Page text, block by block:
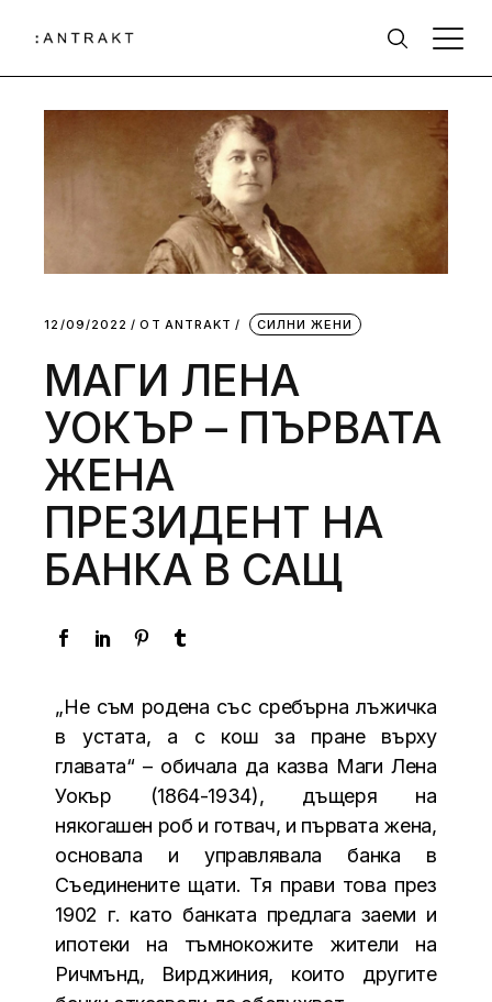
12/09/2022 ОТ АNTRAKT СИЛНИ ЖЕНИ
МАГИ ЛЕНА
УОКЪР – ПЪРВАТА
ЖЕНА
ПРЕЗИДЕНТ НА
БАНКА В САЩ
„Не съм родена със сребърна лъжичка
в устата, а с кош за пране върху
главата“ – обичала да казва Маги Лена
Уокър (1864-1934), дъщеря на
някогашен роб и готвач, и първата жена,
основала и управлявала банка в
Съединените щати. Тя прави това през
1902 г. като банката предлага заеми и
ипотеки на тъмнокожите жители на
Ричмънд, Вирджиния, които другите